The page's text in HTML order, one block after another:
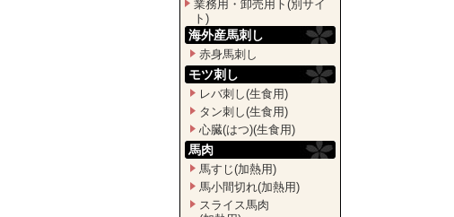
業務用・卸売用ト(別サイ
ト)
海外産馬刺し
赤身馬刺し
モツ刺し
レバ刺し(生食用)
タン刺し(生食用)
心臓(はつ)(生食用)
馬肉
馬すじ(加熱用)
馬小間切れ(加熱用)
スライス馬肉